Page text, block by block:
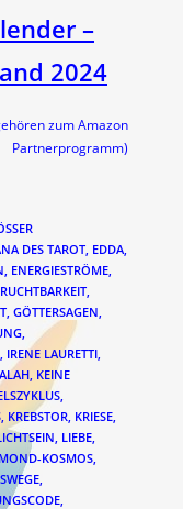
–
2024
zum Amazon
Partnerprogramm)
DES TAROT , EDDA,
, ENERGIESTRÖME,
,
, GÖTTERSAGEN,
,
, IRENE LAURETTI,
, KEINE
,
, KREBSTOR, KRIESE,
, LIEBE,
KOSMOS,
,
,